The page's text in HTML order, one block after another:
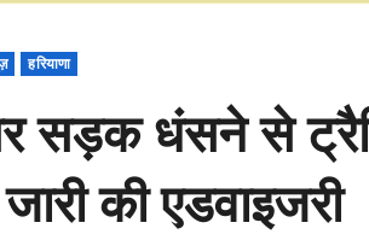
हरियाणा
सड़क धंसने से
की एडवाइजरी